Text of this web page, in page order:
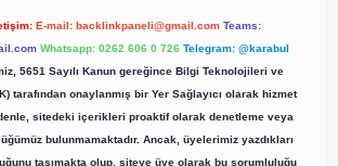
E-mail: backlinkpaneli@gmail.com Teams:
Whatsapp: 0262 606 0 726 Telegram: @karabul
5651 Sayılı Kanun gereğince Bilgi Teknolojileri ve
tarafından onaylanmış bir Yer Sağlayıcı olarak hizmet
sitedeki içerikleri proaktif olarak denetleme veya
bulunmamaktadır. Ancak, üyelerimiz yazdıkları
taşımakta olup, siteye üye olarak bu sorumluluğu